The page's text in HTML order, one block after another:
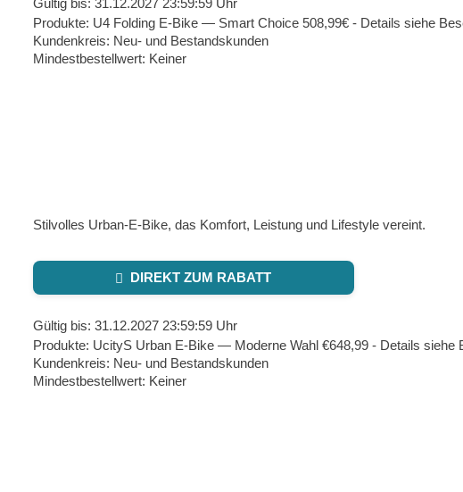
Gültig bis: 31.12.2027 23:59:59 Uhr
Produkte: U4 Folding E‑Bike — Smart Choice 508,99€ - Details siehe
Kundenkreis: Neu- und Bestandskunden
Mindestbestellwert: Keiner
Stilvolles Urban‑E‑Bike, das Komfort, Leistung und Lifestyle vereint.
DIREKT ZUM RABATT
Gültig bis: 31.12.2027 23:59:59 Uhr
Produkte: UcityS Urban E‑Bike — Moderne Wahl €648,99 - Details siehe
Kundenkreis: Neu- und Bestandskunden
Mindestbestellwert: Keiner